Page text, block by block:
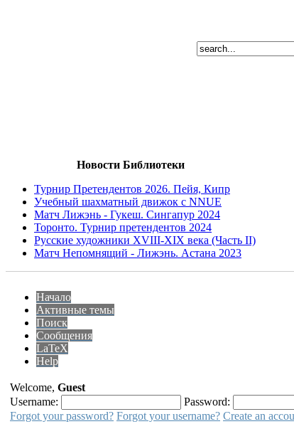
Новости Библиотеки
Турнир Претендентов 2026. Пейя, Кипр
Учебный шахматный движок с NNUE
Матч Лижэнь - Гукеш. Сингапур 2024
Торонто. Турнир претендентов 2024
Русские художники XVIII-XIX века (Часть II)
Матч Непомнящий - Лижэнь. Астана 2023
Начало
Активные темы
Поиск
Сообщения
LaTeX
Help
Welcome, Guest
Username:
Password:
Forgot your password? Forgot your username? Create an